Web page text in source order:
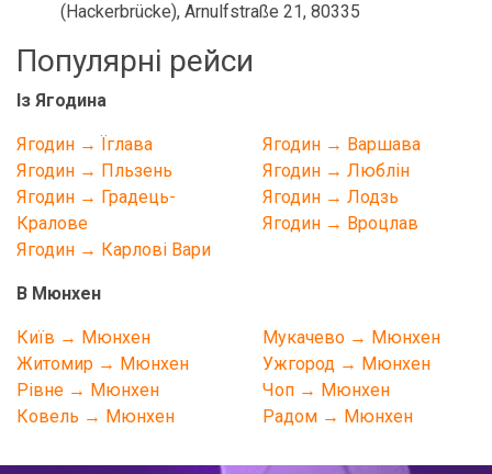
(Hackerbrücke), Arnulfstraße 21, 80335
Популярні рейси
Із Ягодина
Ягодин → Їглава
Ягодин → Пльзень
Ягодин → Градець-
Кралове
Ягодин → Карлові Вари
Ягодин → Варшава
Ягодин → Люблін
Ягодин → Лодзь
Ягодин → Вроцлав
В Мюнхен
Київ → Мюнхен
Житомир → Мюнхен
Рівне → Мюнхен
Ковель → Мюнхен
Мукачево → Мюнхен
Ужгород → Мюнхен
Чоп → Мюнхен
Радом → Мюнхен